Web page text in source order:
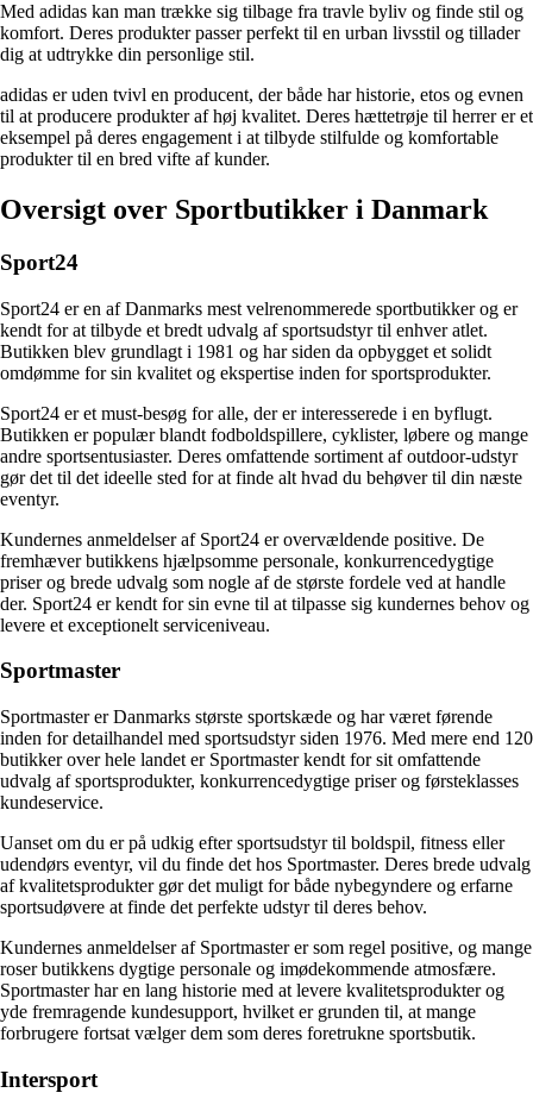
Med adidas kan man trække sig tilbage fra travle byliv og finde stil og
komfort. Deres produkter passer perfekt til en urban livsstil og tillader
dig at udtrykke din personlige stil.
adidas er uden tvivl en producent, der både har historie, etos og evnen
til at producere produkter af høj kvalitet. Deres hættetrøje til herrer er et
eksempel på deres engagement i at tilbyde stilfulde og komfortable
produkter til en bred vifte af kunder.
Oversigt over Sportbutikker i Danmark
Sport24
Sport24 er en af Danmarks mest velrenommerede sportbutikker og er
kendt for at tilbyde et bredt udvalg af sportsudstyr til enhver atlet.
Butikken blev grundlagt i 1981 og har siden da opbygget et solidt
omdømme for sin kvalitet og ekspertise inden for sportsprodukter.
Sport24 er et must-besøg for alle, der er interesserede i en byflugt.
Butikken er populær blandt fodboldspillere, cyklister, løbere og mange
andre sportsentusiaster. Deres omfattende sortiment af outdoor-udstyr
gør det til det ideelle sted for at finde alt hvad du behøver til din næste
eventyr.
Kundernes anmeldelser af Sport24 er overvældende positive. De
fremhæver butikkens hjælpsomme personale, konkurrencedygtige
priser og brede udvalg som nogle af de største fordele ved at handle
der. Sport24 er kendt for sin evne til at tilpasse sig kundernes behov og
levere et exceptionelt serviceniveau.
Sportmaster
Sportmaster er Danmarks største sportskæde og har været førende
inden for detailhandel med sportsudstyr siden 1976. Med mere end 120
butikker over hele landet er Sportmaster kendt for sit omfattende
udvalg af sportsprodukter, konkurrencedygtige priser og førsteklasses
kundeservice.
Uanset om du er på udkig efter sportsudstyr til boldspil, fitness eller
udendørs eventyr, vil du finde det hos Sportmaster. Deres brede udvalg
af kvalitetsprodukter gør det muligt for både nybegyndere og erfarne
sportsudøvere at finde det perfekte udstyr til deres behov.
Kundernes anmeldelser af Sportmaster er som regel positive, og mange
roser butikkens dygtige personale og imødekommende atmosfære.
Sportmaster har en lang historie med at levere kvalitetsprodukter og
yde fremragende kundesupport, hvilket er grunden til, at mange
forbrugere fortsat vælger dem som deres foretrukne sportsbutik.
Intersport